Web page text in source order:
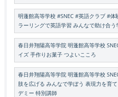
明蓬館高等学校 #SNEC #英語クラブ #
ラーリングで英語学習 みんなで助け合う
春日井翔陽高等学院 明蓬館高等学校
イズ 手作りお菓子 つよいこころ
春日井翔陽高等学院 明蓬館高等学校
肢を広げる みんなで学ぼう 表現力を育
デミー 特別講師